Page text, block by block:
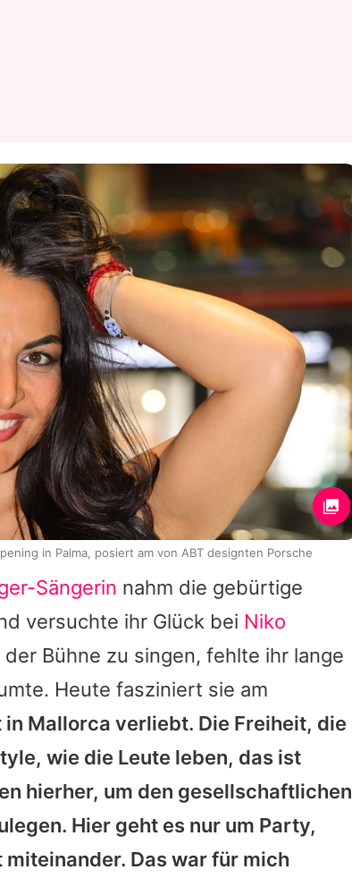
Sängerin nahm die gebürtige
versuchte ihr Glück bei Niko
Bühne zu singen, fehlte ihr lange
Heute fasziniert sie am
Mallorca verliebt. Die Freiheit, die
wie die Leute leben, das ist
hierher, um den gesellschaftlichen
Hier geht es nur um Party,
miteinander. Das war für mich
in Palma, posiert am von ABT designten Porsche